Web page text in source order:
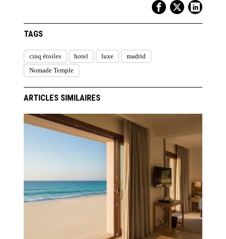
TAGS
cinq étoiles hotel luxe
madrid
Nomade Temple
ARTICLES SIMILAIRES